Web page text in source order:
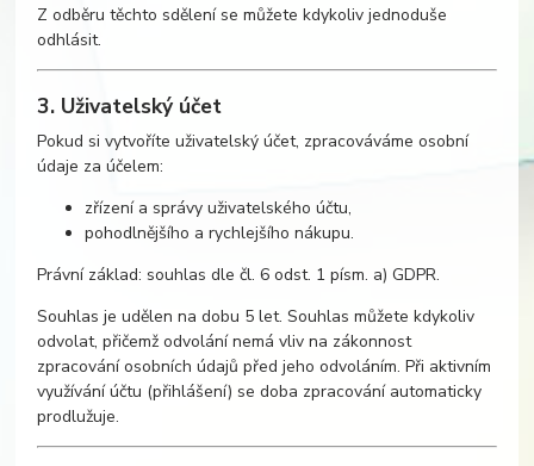
Z odběru těchto sdělení se můžete kdykoliv jednoduše
odhlásit.
3. Uživatelský účet
Pokud si vytvoříte uživatelský účet, zpracováváme osobní
údaje za účelem:
zřízení a správy uživatelského účtu,
pohodlnějšího a rychlejšího nákupu.
Právní základ: souhlas dle čl. 6 odst. 1 písm. a) GDPR.
Souhlas je udělen na dobu 5 let. Souhlas můžete kdykoliv
odvolat, přičemž odvolání nemá vliv na zákonnost
zpracování osobních údajů před jeho odvoláním. Při aktivním
využívání účtu (přihlášení) se doba zpracování automaticky
prodlužuje.